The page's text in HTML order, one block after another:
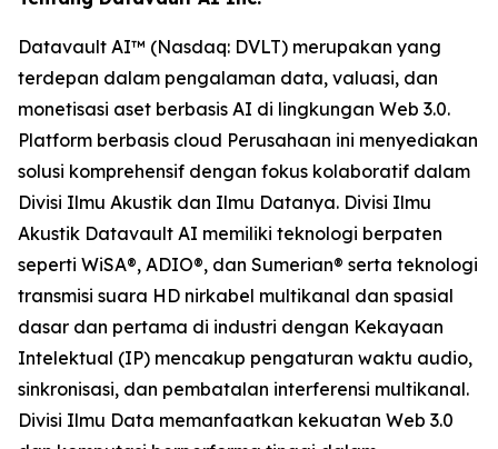
Datavault AI™ (Nasdaq: DVLT) merupakan yang
terdepan dalam pengalaman data, valuasi, dan
monetisasi aset berbasis AI di lingkungan Web 3.0.
Platform berbasis cloud Perusahaan ini menyediakan
solusi komprehensif dengan fokus kolaboratif dalam
Divisi Ilmu Akustik dan Ilmu Datanya. Divisi Ilmu
Akustik Datavault AI memiliki teknologi berpaten
seperti WiSA®, ADIO®, dan Sumerian® serta teknologi
transmisi suara HD nirkabel multikanal dan spasial
dasar dan pertama di industri dengan Kekayaan
Intelektual (IP) mencakup pengaturan waktu audio,
sinkronisasi, dan pembatalan interferensi multikanal.
Divisi Ilmu Data memanfaatkan kekuatan Web 3.0